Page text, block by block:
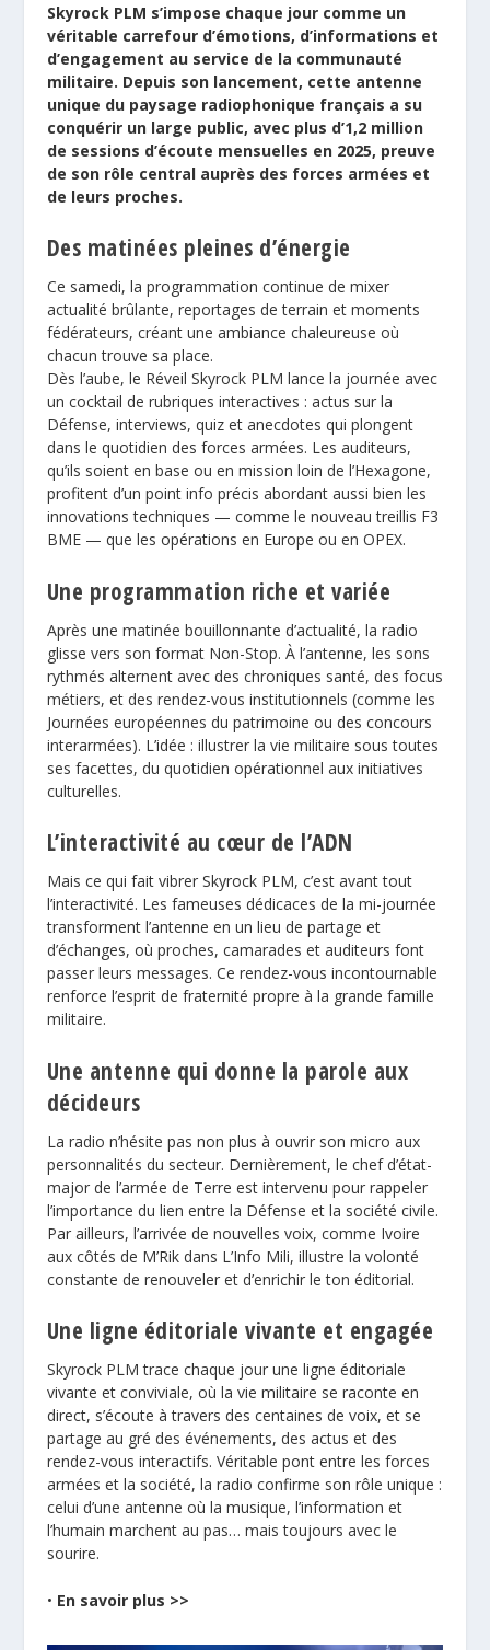
Skyrock PLM s’impose chaque jour comme un
véritable carrefour d’émotions, d’informations et
d’engagement au service de la communauté
militaire. Depuis son lancement, cette antenne
unique du paysage radiophonique français a su
conquérir un large public, avec plus d’1,2 million
de sessions d’écoute mensuelles en 2025, preuve
de son rôle central auprès des forces armées et
de leurs proches.
Des matinées pleines d’énergie
Ce samedi, la programmation continue de mixer
actualité brûlante, reportages de terrain et moments
fédérateurs, créant une ambiance chaleureuse où
chacun trouve sa place.
Dès l’aube, le Réveil Skyrock PLM lance la journée avec
un cocktail de rubriques interactives : actus sur la
Défense, interviews, quiz et anecdotes qui plongent
dans le quotidien des forces armées. Les auditeurs,
qu’ils soient en base ou en mission loin de l’Hexagone,
profitent d’un point info précis abordant aussi bien les
innovations techniques — comme le nouveau treillis F3
BME — que les opérations en Europe ou en OPEX.
Une programmation riche et variée
Après une matinée bouillonnante d’actualité, la radio
glisse vers son format Non-Stop. À l’antenne, les sons
rythmés alternent avec des chroniques santé, des focus
métiers, et des rendez-vous institutionnels (comme les
Journées européennes du patrimoine ou des concours
interarmées). L’idée : illustrer la vie militaire sous toutes
ses facettes, du quotidien opérationnel aux initiatives
culturelles.
L’interactivité au cœur de l’ADN
Mais ce qui fait vibrer Skyrock PLM, c’est avant tout
l’interactivité. Les fameuses dédicaces de la mi-journée
transforment l’antenne en un lieu de partage et
d’échanges, où proches, camarades et auditeurs font
passer leurs messages. Ce rendez-vous incontournable
renforce l’esprit de fraternité propre à la grande famille
militaire.
Une antenne qui donne la parole aux
décideurs
La radio n’hésite pas non plus à ouvrir son micro aux
personnalités du secteur. Dernièrement, le chef d’état-
major de l’armée de Terre est intervenu pour rappeler
l’importance du lien entre la Défense et la société civile.
Par ailleurs, l’arrivée de nouvelles voix, comme Ivoire
aux côtés de M’Rik dans L’Info Mili, illustre la volonté
constante de renouveler et d’enrichir le ton éditorial.
Une ligne éditoriale vivante et engagée
Skyrock PLM trace chaque jour une ligne éditoriale
vivante et conviviale, où la vie militaire se raconte en
direct, s’écoute à travers des centaines de voix, et se
partage au gré des événements, des actus et des
rendez-vous interactifs. Véritable pont entre les forces
armées et la société, la radio confirme son rôle unique :
celui d’une antenne où la musique, l’information et
l’humain marchent au pas… mais toujours avec le
sourire.
• En savoir plus >>